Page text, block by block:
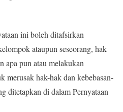
ini boleh ditafsirkan
ataupun seseorang, hak
apa pun atau melakukan
merusak hak-hak dan kebebasan-
ditetapkan di dalam Pernyataan